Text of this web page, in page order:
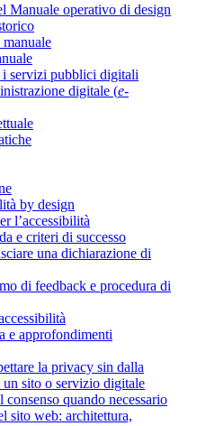
Manuale operativo di design
i servizi pubblici digitali
digitale (e-
by design
l’accessibilità
e criteri di successo
una dichiarazione di
di feedback e procedura di
e approfondimenti
la privacy sin dalla
sito o servizio digitale
quando necessario
sito web: architettura,